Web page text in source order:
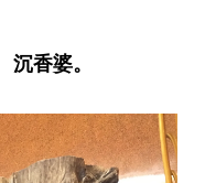
沉香婆。